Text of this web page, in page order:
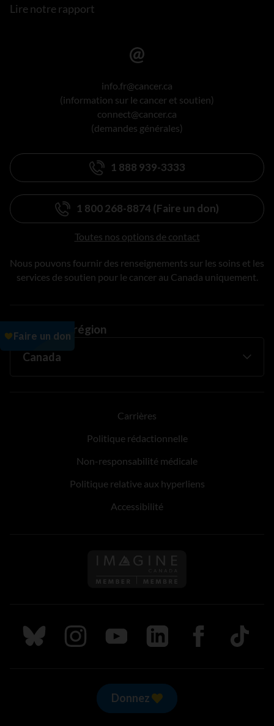
Lire notre rapport
info.fr@cancer.ca
(information sur le cancer et soutien)
connect@cancer.ca
(demandes générales)
1 888 939-3333
1 800 268-8874 (Faire un don)
Toutes nos options de contact
Nous pouvons fournir des renseignements sur les soins et les
services de soutien pour le cancer au Canada uniquement.
Changer de région
Carrières
Politique rédactionnelle
Non-responsabilité médicale
Politique relative aux hyperliens
Accessibilité
Suivez nous sur Bluesky
Suivez nous sur Instagram
Suivez nous sur Youtube
Suivez nous sur LinkedIn
Suivez nous sur
TikTok
Donnez